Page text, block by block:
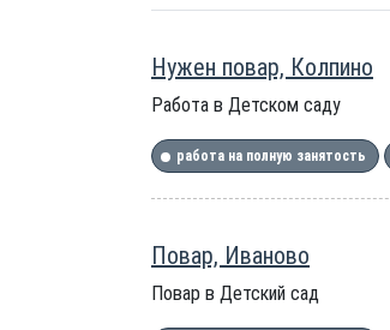
Нужен повар, Колпино
Работа в Детском саду
работа на полную занятость
Повар, Иваново
Повар в Детский сад